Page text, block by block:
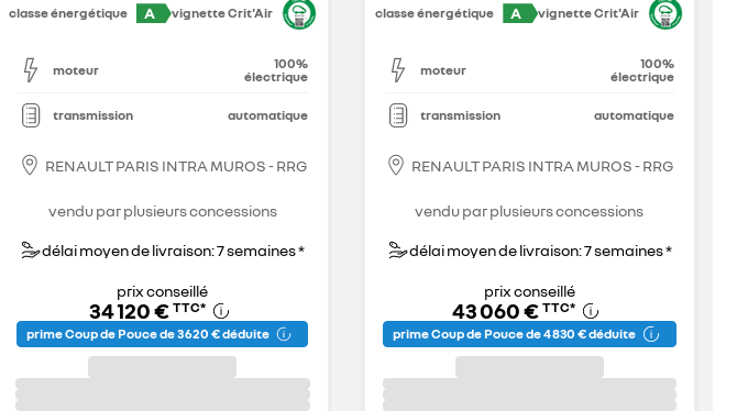
classe énergétique
A vignette Crit'Air
moteur
100%
électrique
transmission automatique
RENAULT PARIS INTRA MUROS - RRG
vendu par plusieurs concessions
délai moyen de livraison: 7 semaines *
prix conseillé
34 120 € TTC*
prime Coup de Pouce de 3 620 € déduite
classe énergétique
A vignette Crit'Air
moteur
100%
électrique
transmission automatique
RENAULT PARIS INTRA MUROS - RRG
vendu par plusieurs concessions
délai moyen de livraison: 7 semaines *
prix conseillé
43 060 € TTC*
prime Coup de Pouce de 4 830 € déduite